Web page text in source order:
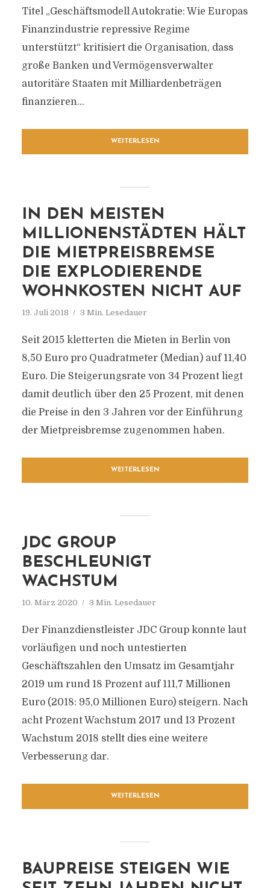
Titel „Geschäftsmodell Autokratie: Wie Europas
Finanzindustrie repressive Regime
unterstützt“ kritisiert die Organisation, dass
große Banken und Vermögensverwalter
autoritäre Staaten mit Milliardenbeträgen
finanzieren...
WEITERLESEN
IN DEN MEISTEN
MILLIONENSTÄDTEN HÄLT
DIE MIETPREISBREMSE
DIE EXPLODIERENDE
WOHNKOSTEN NICHT AUF
19. Juli 2018 3 Min. Lesedauer
Seit 2015 kletterten die Mieten in Berlin von
8,50 Euro pro Quadratmeter (Median) auf 11,40
Euro. Die Steigerungsrate von 34 Prozent liegt
damit deutlich über den 25 Prozent, mit denen
die Preise in den 3 Jahren vor der Einführung
der Mietpreisbremse zugenommen haben.
WEITERLESEN
JDC GROUP
BESCHLEUNIGT
WACHSTUM
10. März 2020 3 Min. Lesedauer
Der Finanzdienstleister JDC Group konnte laut
vorläufigen und noch untestierten
Geschäftszahlen den Umsatz im Gesamtjahr
2019 um rund 18 Prozent auf 111,7 Millionen
Euro (2018: 95,0 Millionen Euro) steigern. Nach
acht Prozent Wachstum 2017 und 13 Prozent
Wachstum 2018 stellt dies eine weitere
Verbesserung dar.
WEITERLESEN
BAUPREISE STEIGEN WIE